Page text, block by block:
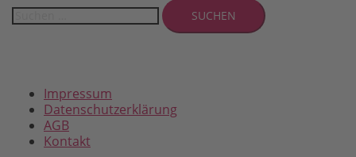
Suchen
nach:
Impressum
Datenschutzerklärung
AGB
Kontakt